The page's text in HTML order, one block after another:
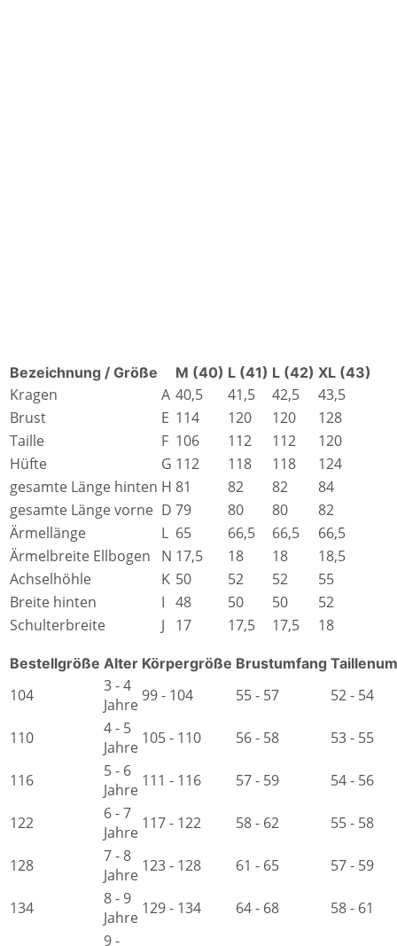
Bezeichnung / Größe M (40) L (41) L (42) XL (43)
Kragen A 40,5 41,5 42,5
43,5
Brust
E 114 120 120
128
Taille
F 106 112 112
120
Hüfte
G 112 118 118
124
gesamte Länge hinten H 81 82 82
84
gesamte Länge vorne D 79 80 80
82
Ärmellänge
L 65 66,5 66,5
66,5
Ärmelbreite Ellbogen
N 17,5 18 18
18,5
Achselhöhle
K 50 52 52
55
Breite hinten
I 48 50 50
52
Schulterbreite
J 17 17,5 17,5 18
Bestellgröße Alter Körpergröße Brustumfang
104
3 - 4
Jahre 99 - 104 55 - 57 52 - 54
110
4 - 5
Jahre 105 - 110 56 - 58 53 - 55
116
5 - 6
Jahre 111 - 116 57 - 59 54 - 56
122
6 - 7
Jahre 117 - 122 58 - 62 55 - 58
128
7 - 8
Jahre 123 - 128 61 - 65 57 - 59
134
8 - 9
Jahre 129 - 134 64 - 68
58 - 61
9 -